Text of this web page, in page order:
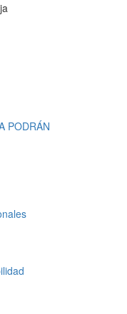
PODRÁN